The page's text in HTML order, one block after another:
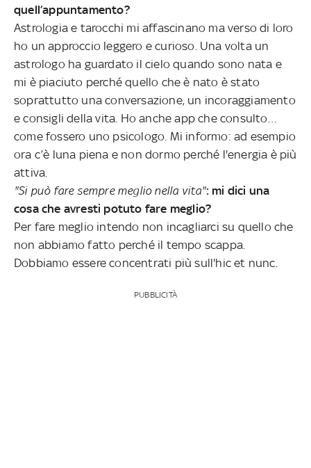
quell’appuntamento?
Astrologia e tarocchi mi affascinano ma verso di loro
ho un approccio leggero e curioso. Una volta un
astrologo ha guardato il cielo quando sono nata e
mi è piaciuto perché quello che è nato è stato
soprattutto una conversazione, un incoraggiamento
e consigli della vita. Ho anche app che consulto…
come fossero uno psicologo. Mi informo: ad esempio
ora c’è luna piena e non dormo perché l'energia è più
attiva.
"Si può fare sempre meglio nella vita": mi dici una
cosa che avresti potuto fare meglio?
Per fare meglio intendo non incagliarci su quello che
non abbiamo fatto perché il tempo scappa.
Dobbiamo essere concentrati più sull'hic et nunc.
PUBBLICITÀ